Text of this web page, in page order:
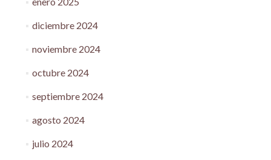
diciembre 2024
noviembre 2024
octubre 2024
septiembre 2024
agosto 2024
julio 2024